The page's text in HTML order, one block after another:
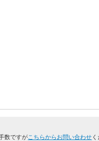
数ですがこちらからお問い合わせ